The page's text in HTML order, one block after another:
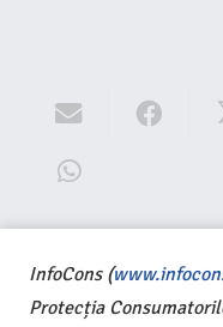
InfoCons (
Protecția